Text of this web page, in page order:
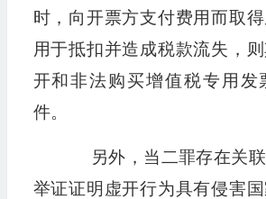
时，向开票方支付费用而取得
用于抵扣并造成税款流失，
开和非法购买增值税专用发
件。
另外，当二罪存在关联
举证证明虚开行为具有侵害